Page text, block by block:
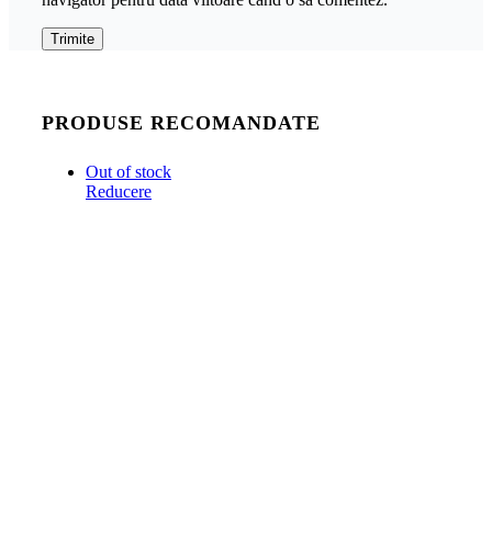
PRODUSE RECOMANDATE
Out of stock
Reducere